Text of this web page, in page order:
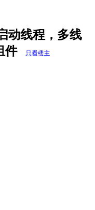
动线程，多线
件
只看楼主